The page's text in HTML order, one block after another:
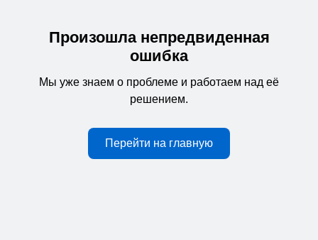
Произошла непредвиденная
ошибка
Мы уже знаем о проблеме и работаем над её
решением.
Перейти на главную